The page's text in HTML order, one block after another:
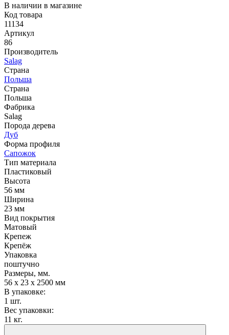
В наличии в магазине
Код товара
11134
Артикул
86
Производитель
Salag
Страна
Польша
Страна
Польша
Фабрика
Salag
Порода дерева
Дуб
Форма профиля
Сапожок
Тип материала
Пластиковый
Высота
56 мм
Ширина
23 мм
Вид покрытия
Матовый
Крепеж
Крепёж
Упаковка
поштучно
Размеры, мм.
56 х 23 х 2500 мм
В упаковке:
1 шт.
Вес упаковки:
11 кг.